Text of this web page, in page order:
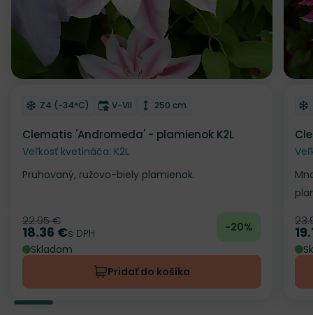
Odober do zoznamu želaní
Mrazuvzdornosť
Z4 (-34°C) Doba kvitnutia
V-VII Výška rastliny
250 cm
Clematis 'Andromeda' - plamienok K2L
Veľkosť kvetináča: K2L
Pruhovaný, ružovo-biely plamienok.
Pôvodná cena
22.95 €
Cena
18.36 €s DPH
-20%
Skladom
Pridať do košíka